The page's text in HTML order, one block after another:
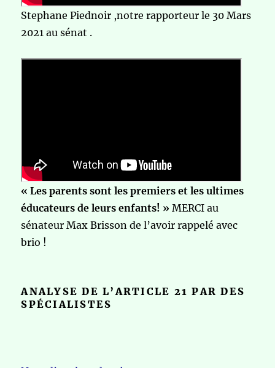
Stephane Piednoir ,notre rapporteur le 30 Mars
2021 au sénat .
« Les parents sont les premiers et les ultimes
éducateurs de leurs enfants! » MERCI au
sénateur Max Brisson de l’avoir rappelé avec
brio !
ANALYSE DE L’ARTICLE 21 PAR DES
SPÉCIALISTES